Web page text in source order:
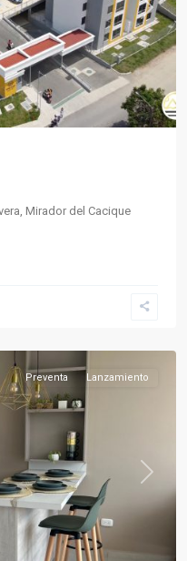
Next
Mirador del Cacique
Next
Preventa Lanzamiento